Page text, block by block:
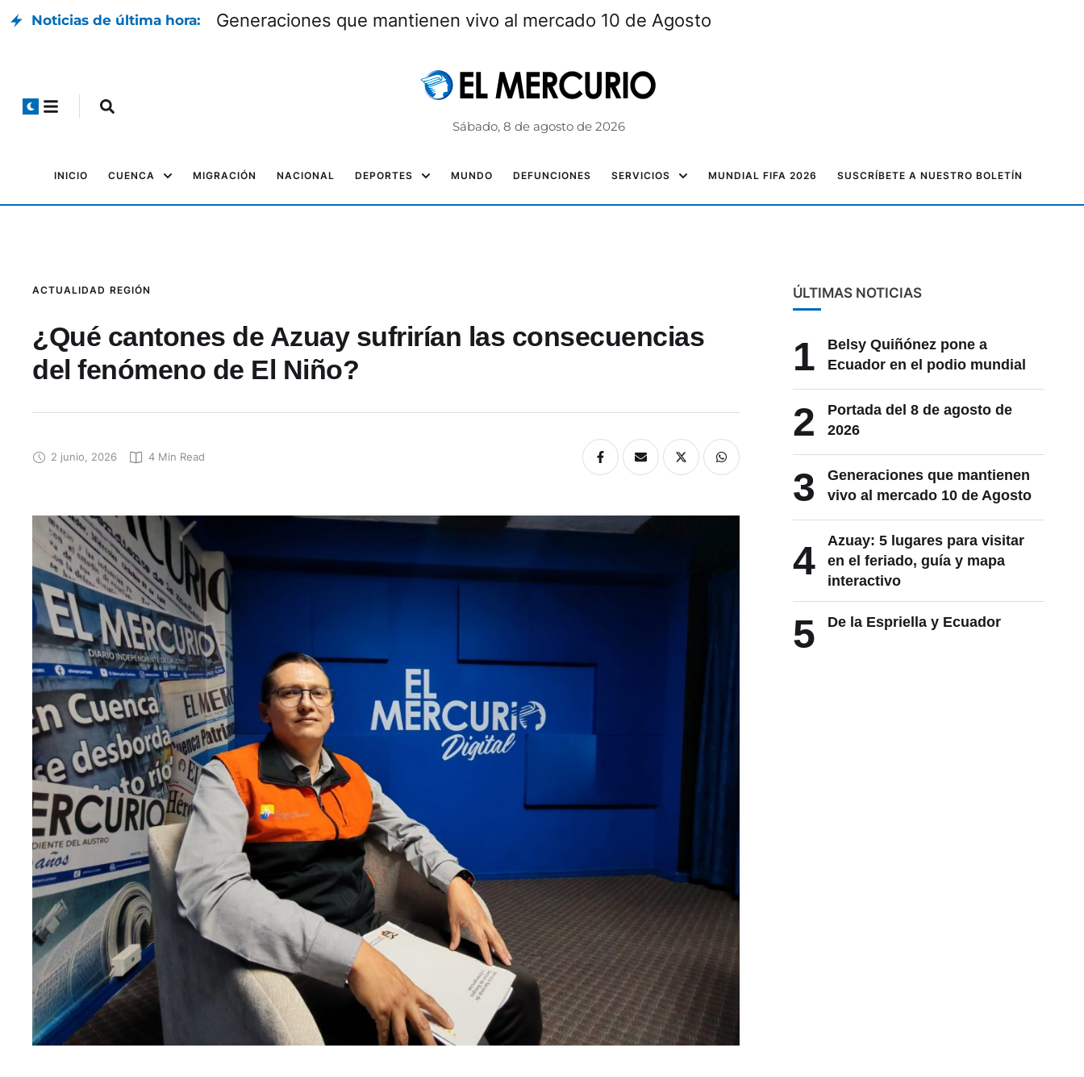
Noticias de última hora: Generaciones que mantienen vivo al mercado 10 de Agosto
Sábado, 8 de agosto de 2026
INICIO CUENCA MIGRACIÓN NACIONAL DEPORTES MUNDO DEFUNCIONES SERVICIOS MUNDIAL FIFA 2026 SUSCRÍBETE A NUESTRO BOLETÍN
ACTUALIDAD REGIÓN
¿Qué cantones de Azuay sufrirían las consecuencias
del fenómeno de El Niño?
2 junio, 2026 4 Min Read
ÚLTIMAS NOTICIAS
1
Belsy Quiñónez pone a
Ecuador en el podio mundial
2
Portada del 8 de agosto de
2026
3
Generaciones que mantienen
vivo al mercado 10 de Agosto
4
Azuay: 5 lugares para visitar
en el feriado, guía y mapa
interactivo
5 De la Espriella y Ecuador